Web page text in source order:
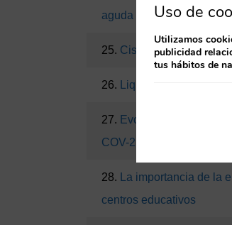
aguda en el área de salud
25. Cistitis de células
26. Liquen amiloideo
27. Evolución temporal
COV-2
28.
La importancia de la
centros educativos
Uso de
Utilizamos
publicidad
tus hábitos de